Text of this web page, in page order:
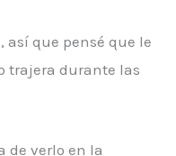
así que pensé que le
trajera durante las
de verlo en la